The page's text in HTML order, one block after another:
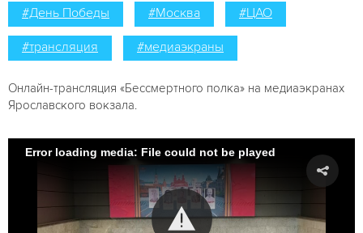
#День Победы #Москва #ЦАО
#трансляция #медиаэкраны
Онлайн-трансляция «Бессмертного полка» на медиаэкранах
Ярославского вокзала.
Error loading media: File could not be played